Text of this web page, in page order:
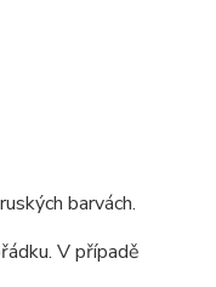
barvách.
V případě